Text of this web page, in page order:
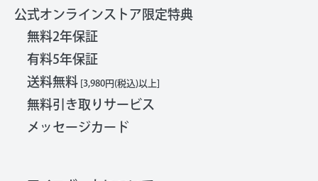
公式オンラインストア限定特典
無料2年保証
有料5年保証
送料無料 [3,980円(税込)以上]
無料引き取りサービス
メッセージカード